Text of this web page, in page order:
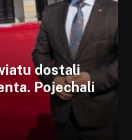
dostali
Pojechali